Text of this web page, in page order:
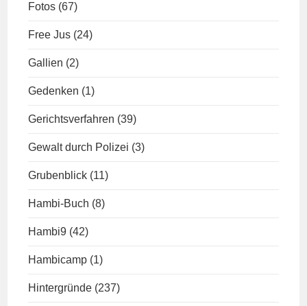
Fotos (67)
Free Jus (24)
Gallien (2)
Gedenken (1)
Gerichtsverfahren (39)
Gewalt durch Polizei (3)
Grubenblick (11)
Hambi-Buch (8)
Hambi9 (42)
Hambicamp (1)
Hintergründe (237)